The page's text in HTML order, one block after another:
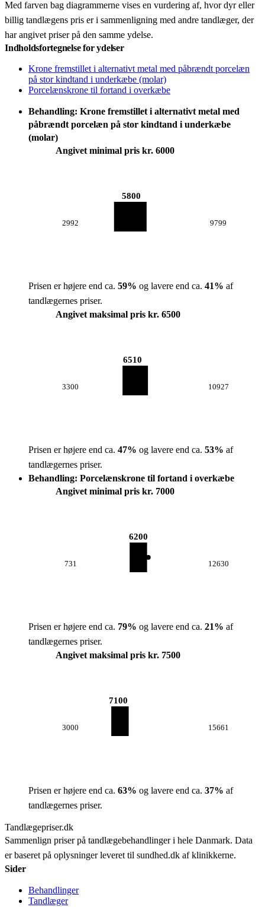
Med farven bag diagrammerne vises en vurdering af, hvor dyr eller
billig tandlægens pris er i sammenligning med andre tandlæger, der
har angivet priser på den samme ydelse.
Indholdsfortegnelse for ydelser
Krone fremstillet i alternativt metal med påbrændt porcelæn
på stor kindtand i underkæbe (molar)
Porcelænskrone til fortand i overkæbe
Behandling: Krone fremstillet i alternativt metal med
påbrændt porcelæn på stor kindtand i underkæbe
(molar)
Angivet minimal pris kr. 6000
2992
5800
9799
Prisen er højere end ca. 59% og lavere end ca. 41% af
tandlægernes priser.
Angivet maksimal pris kr. 6500
3300
6510
10927
Prisen er højere end ca. 47% og lavere end ca. 53% af
tandlægernes priser.
Behandling: Porcelænskrone til fortand i overkæbe
Angivet minimal pris kr. 7000
731
6200
12630
Prisen er højere end ca. 79% og lavere end ca. 21% af
tandlægernes priser.
Angivet maksimal pris kr. 7500
3000
7100
15661
Prisen er højere end ca. 63% og lavere end ca. 37% af
tandlægernes priser.
Tandlægepriser.dk
Sammenlign priser på tandlægebehandlinger i hele Danmark. Data
er baseret på oplysninger leveret til sundhed.dk af klinikkerne.
Sider
Behandlinger
Tandlæger